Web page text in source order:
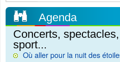
Agenda
Concerts,
sport...
Où aller pour la nuit des